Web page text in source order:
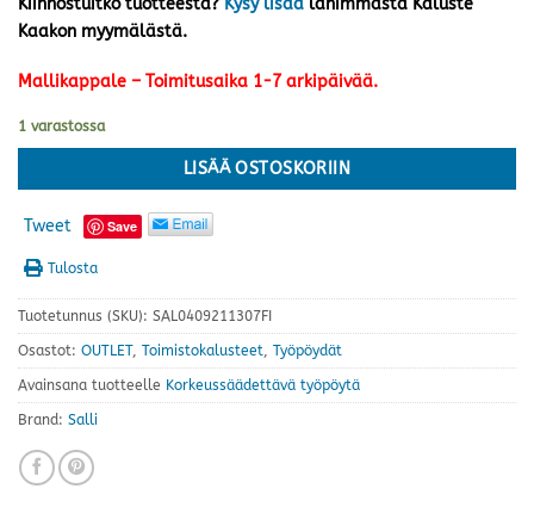
Kiinnostuitko tuotteesta? Kysy lisää lähimmästä Kaluste
Kaakon myymälästä.
Mallikappale – Toimitusaika 1-7 arkipäivää.
1 varastossa
LISÄÄ OSTOSKORIIN
Tweet Save
Tulosta
Tuotetunnus (SKU): SAL0409211307FI
Osastot: OUTLET, Toimistokalusteet Työpöydät
Avainsana tuotteelle Korkeussäädettävä työpöytä
Brand: Salli